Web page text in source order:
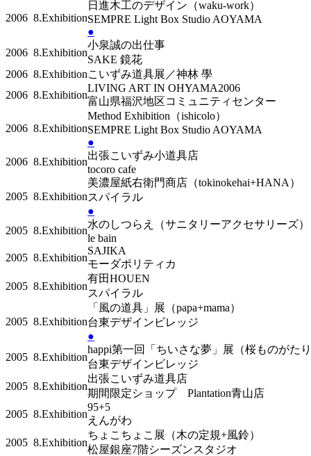
2006 8.Exhibition
日進木工のデザイン（waku-work）
SEMPRE Light Box Studio AOYAMA
●
2006 8.Exhibition
小泉誠の出仕事
SAKE 鏡花
2006 8.Exhibitionこいずみ道具展／神林 學
2006 8.Exhibition
LIVING ART IN OHYAMA2006
富山県福沢地区コミュニティセンター
2006 8.Exhibition
Method Exhibition（ishicolo）
SEMPRE Light Box Studio AOYAMA
●
2006 8.Exhibition
出張こいずみ小道具店
tocoro cafe
2005 8.Exhibition
美濃屋紙右衛門商店（tokinokehai+HANA）
スパイラル
●
2005 8.Exhibition
水のしつらえ（サニタリーアクセサリー
le bain
2005 8.Exhibition
SAJIKA
モーダポリティカ
2005 8.Exhibition
有田HOUEN
スパイラル
2005 8.Exhibition
「風の道具」展（papa+mama）
台東デザインビレッジ
●
2005 8.Exhibition
happi第一回「ちいさな夢」展（桜ものが
台東デザインビレッジ
2005 8.Exhibition
出張こいずみ道具店
期間限定ショップ Plantation青山店
2005 8.Exhibition
95+5
えんがわ
2005 8.Exhibition
ちょこちょこ展（木の定規+風鈴）
松屋銀座7階シーズンスタジオ